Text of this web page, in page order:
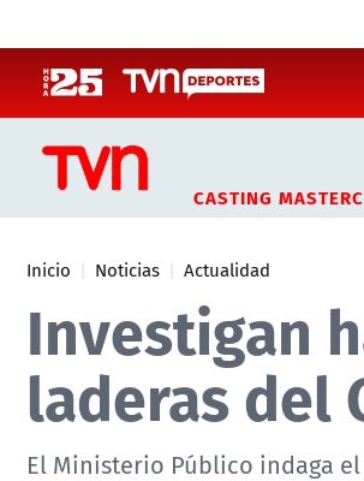
CASTING
Inicio Noticias Actualidad
Investigan
laderas del
El Ministerio Público indaga